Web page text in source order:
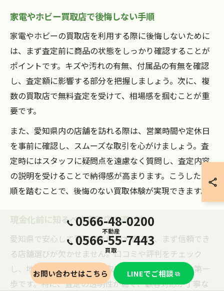
家電やホビー買取店で後悔しない手順
家電やホビーの買取店を利用する際に後悔しないために
は、まず査定前に商品の状態をしっかり確認することが
ポイントです。キズや汚れの有無、付属品の有無を確認
し、査定額に影響する部分を把握しましょう。次に、複
数の買取店で無料査定を受けて、相場感を掴むことが重
要です。
また、愛知県内の店舗を訪れる際は、営業時間や定休日
を事前に確認し、スムーズな取引を心がけましょう。査
定時にはスタッフに疑問点を遠慮なく質問し、査定内容
の説明を受けることで納得感が高まります。こうした手
順を踏むことで、後悔のない買取体験が実現できます。
現金化前に知るべき買取店の選び方
愛知県で安心して買取店を利用するには、まず信頼でき
る店舗選びが欠かせません。口コミや評判をチェック
し、地域での評価が高い買取店を選ぶことが安心の第一
歩です。特に、査定の透明性が高く、顧客対応が丁寧な
0566-48-0200
不動産
0566-55-7443
買取
お問い合わせはこちら LINEでご相談